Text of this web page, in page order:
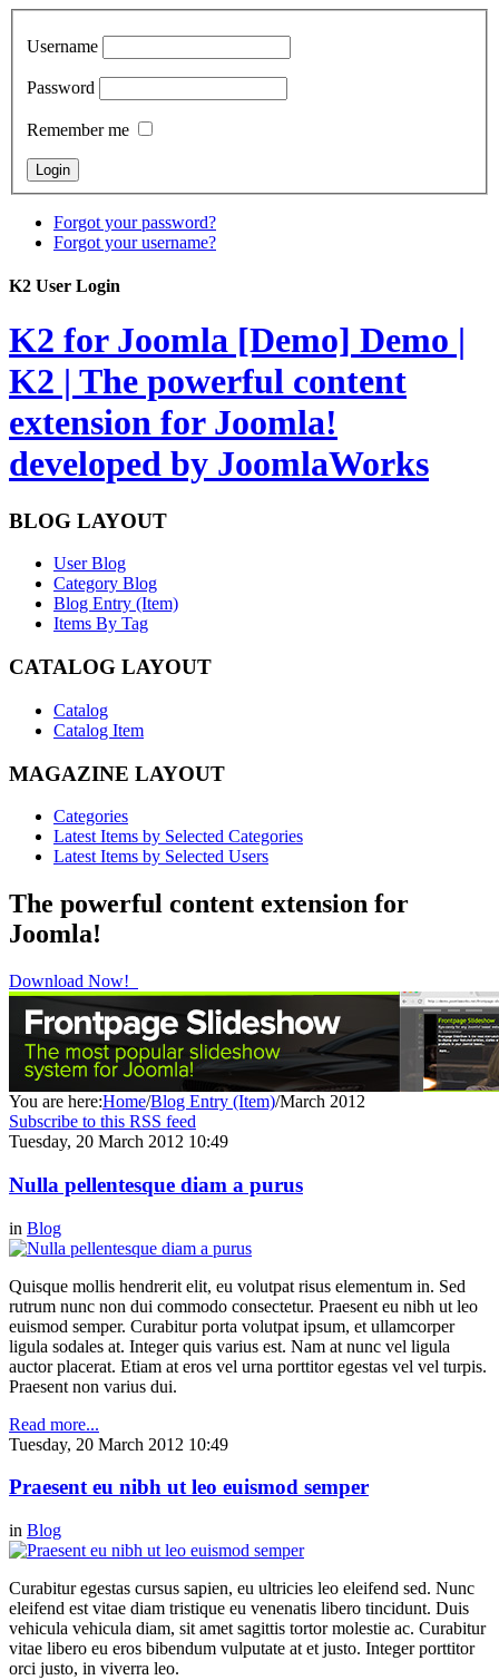
Username
Password
Remember me
Forgot your password?
Forgot your username?
K2 User Login
K2 for Joomla [Demo] Demo |
K2 | The powerful content
extension for Joomla!
developed by JoomlaWorks
BLOG LAYOUT
User Blog
Category Blog
Blog Entry (Item)
Items By Tag
CATALOG LAYOUT
Catalog
Catalog Item
MAGAZINE LAYOUT
Categories
Latest Items by Selected Categories
Latest Items by Selected Users
The powerful content extension for
Joomla!
Download Now!
You are here:Home/Blog Entry (Item)/March 2012
Subscribe to this RSS feed
Tuesday, 20 March 2012 10:49
Nulla pellentesque diam a purus
in Blog
Quisque mollis hendrerit elit, eu volutpat risus elementum in. Sed
rutrum nunc non dui commodo consectetur. Praesent eu nibh ut leo
euismod semper. Curabitur porta volutpat ipsum, et ullamcorper
ligula sodales at. Integer quis varius est. Nam at nunc vel ligula
auctor placerat. Etiam at eros vel urna porttitor egestas vel vel turpis.
Praesent non varius dui.
Read more...
Tuesday, 20 March 2012 10:49
Praesent eu nibh ut leo euismod semper
in Blog
Curabitur egestas cursus sapien, eu ultricies leo eleifend sed. Nunc
eleifend est vitae diam tristique eu venenatis libero tincidunt. Duis
vehicula vehicula diam, sit amet sagittis tortor molestie ac. Curabitur
vitae libero eu eros bibendum vulputate at et justo. Integer porttitor
orci justo, in viverra leo.